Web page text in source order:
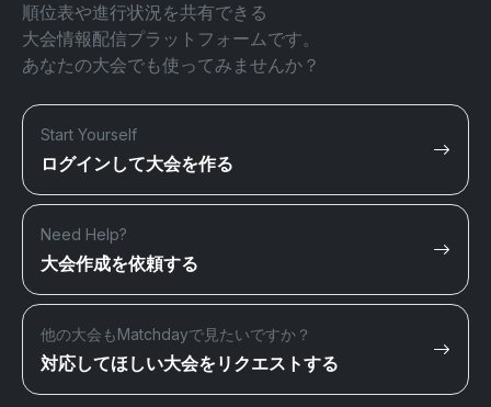
順位表や進行状況を共有できる
大会情報配信プラットフォームです。
あなたの大会でも使ってみませんか？
Start Yourself
ログインして大会を作る
Need Help?
大会作成を依頼する
他の大会もMatchdayで見たいですか？
対応してほしい大会をリクエストする